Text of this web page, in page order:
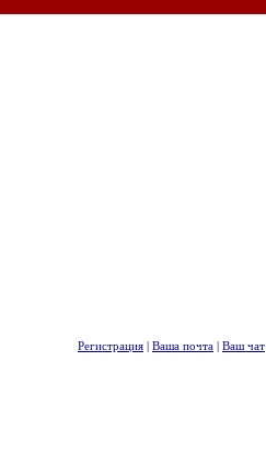
Регистрация | Ваша почта | Ваш чат